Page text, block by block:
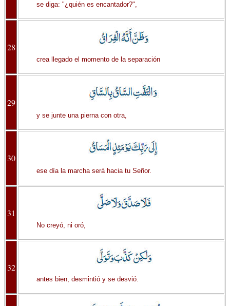
se diga: "¿quién es encantador?",
28
crea llegado el momento de la separación
29
y se junte una pierna con otra,
30
ese día la marcha será hacia tu Señor.
31
No creyó, ni oró,
32
antes bien, desmintió y se desvió.